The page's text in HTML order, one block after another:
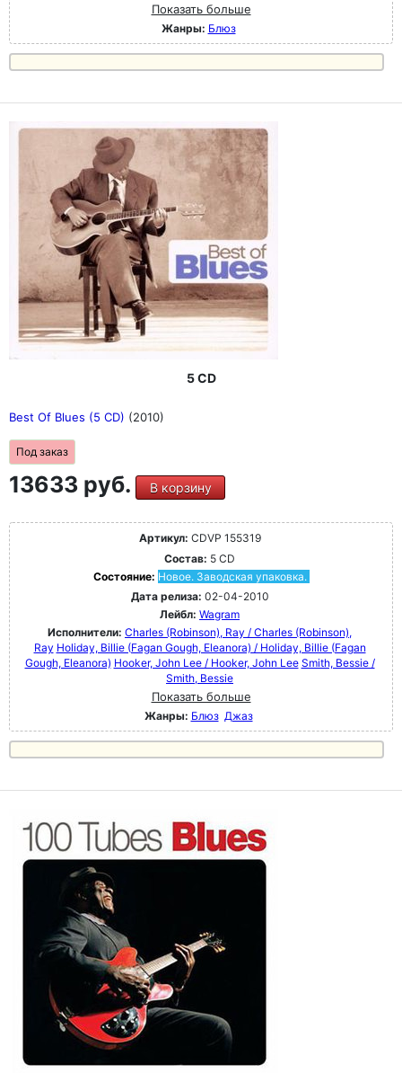
Показать больше
Жанры: Блюз
5 CD
Best Of Blues (5 CD) (2010)
Под заказ
13633 руб. В корзину
Артикул: CDVP 155319
Состав: 5 CD
Состояние: Новое. Заводская упаковка.
Дата релиза: 02-04-2010
Лейбл: Wagram
Исполнители: Charles (Robinson), Ray / Charles (Robinson),
Ray Holiday, Billie (Fagan Gough, Eleanora) / Holiday, Billie (Fagan
Gough, Eleanora) Hooker, John Lee / Hooker, John Lee Smith, Bessie /
Smith, Bessie
Показать больше
Жанры: Блюз Джаз